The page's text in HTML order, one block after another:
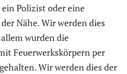
Polizist oder eine
Nähe. Wir werden dies
wurden die
Feuerwerkskörpern per
Wir werden dies der